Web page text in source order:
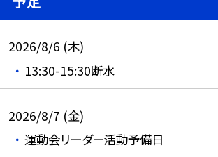
2026/8/6 (木)
13:30-15:30断水
2026/8/7 (金)
運動会リーダー活動予備日